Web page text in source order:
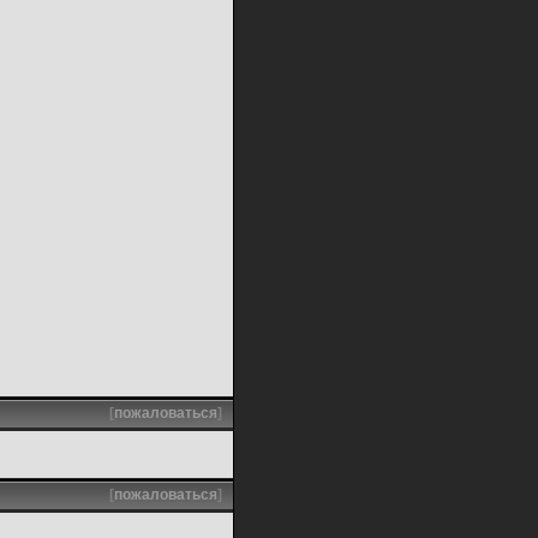
[пожаловаться]
[пожаловаться]